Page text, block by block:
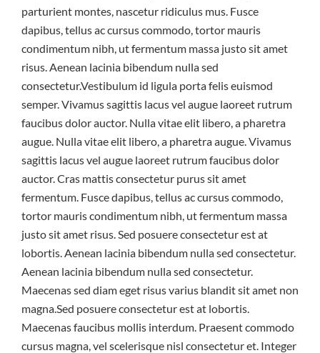
parturient montes, nascetur ridiculus mus. Fusce
dapibus, tellus ac cursus commodo, tortor mauris
condimentum nibh, ut fermentum massa justo sit amet
risus. Aenean lacinia bibendum nulla sed
consectetur.Vestibulum id ligula porta felis euismod
semper. Vivamus sagittis lacus vel augue laoreet rutrum
faucibus dolor auctor. Nulla vitae elit libero, a pharetra
augue. Nulla vitae elit libero, a pharetra augue. Vivamus
sagittis lacus vel augue laoreet rutrum faucibus dolor
auctor. Cras mattis consectetur purus sit amet
fermentum. Fusce dapibus, tellus ac cursus commodo,
tortor mauris condimentum nibh, ut fermentum massa
justo sit amet risus. Sed posuere consectetur est at
lobortis. Aenean lacinia bibendum nulla sed consectetur.
Aenean lacinia bibendum nulla sed consectetur.
Maecenas sed diam eget risus varius blandit sit amet non
magna.Sed posuere consectetur est at lobortis.
Maecenas faucibus mollis interdum. Praesent commodo
cursus magna, vel scelerisque nisl consectetur et. Integer